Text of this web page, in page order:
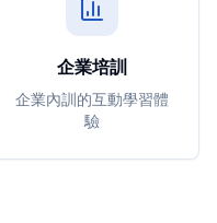
企業培訓
企業內訓的互動學習體
驗